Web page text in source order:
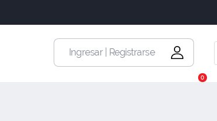
Ingresar | Registrarse
0